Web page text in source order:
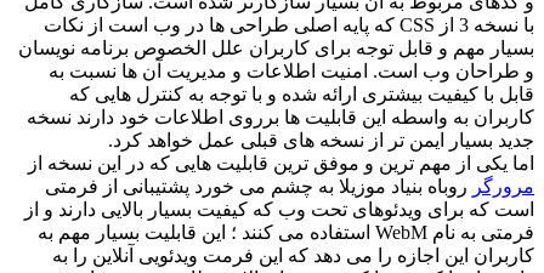
با نسخه 3 از CSS که پایه اصلی طراحی ها در وب است از نکات
بسیار مهم و قابل توجه برای کاربران علل الخصوص برنامه نویسان
و طراحان وب است. امنیت اطلاعات و مدیریت آن ها نسبت به
قابل با کیفیت بیشتری ارائه شده و با توجه به کنترل هایی که
کاربران به واسطه این قابلیت ها برروی اطلاعات خود دارند نسخه
جدید بسیار ایمن تر از نسخه های قبلی عمل خواهد کرد.
اما یکی از مهم ترین و موفق ترین قابلیت هایی که در این نسخه از
مرورگر روباه بنیاد موزیلا به چشم می خورد پشتیبانی از فرمتی
است که برای ویدئوهای تحت وب که کیفیت بسیار بالایی دارند و از
فرمتی به نام WebM استفاده می کنند ؛ این قابلیت بسیار مهم به
کاربران این اجازه را می دهد که این فرمت ویدئویی آنلاین را به